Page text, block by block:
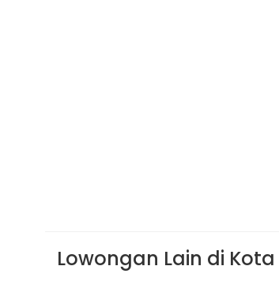
Lowongan Lain di